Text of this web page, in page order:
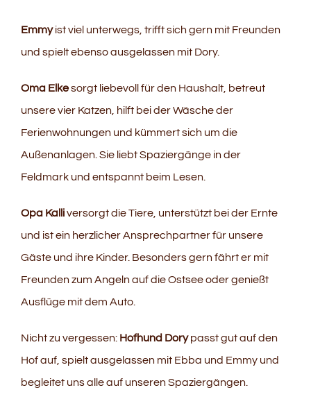
Emmyist viel unterwegs, trifft sich gern mit Freunden
und spielt ebenso ausgelassen mit Dory.
Oma Elkesorgt liebevoll für den Haushalt, betreut
unsere vier Katzen, hilft bei der Wäsche der
Ferienwohnungen und kümmert sich um die
Außenanlagen. Sie liebt Spaziergänge in der
Feldmark und entspannt beim Lesen.
Opa Kalliversorgt die Tiere, unterstützt bei der Ernte
und ist ein herzlicher Ansprechpartner für unsere
Gäste und ihre Kinder. Besonders gern fährt er mit
Freunden zum Angeln auf die Ostsee oder genießt
Ausflüge mit dem Auto.
Nicht zu vergessen: Hofhund Dorypasst gut auf den
Hof auf, spielt ausgelassen mit Ebba und Emmy und
begleitet uns alle auf unseren Spaziergängen.